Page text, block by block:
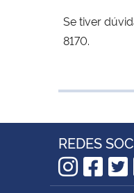
Se tiver
8170.
REDES